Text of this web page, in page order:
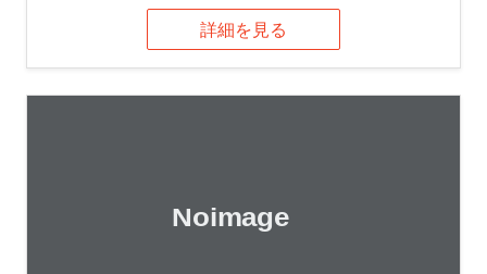
詳細を見る